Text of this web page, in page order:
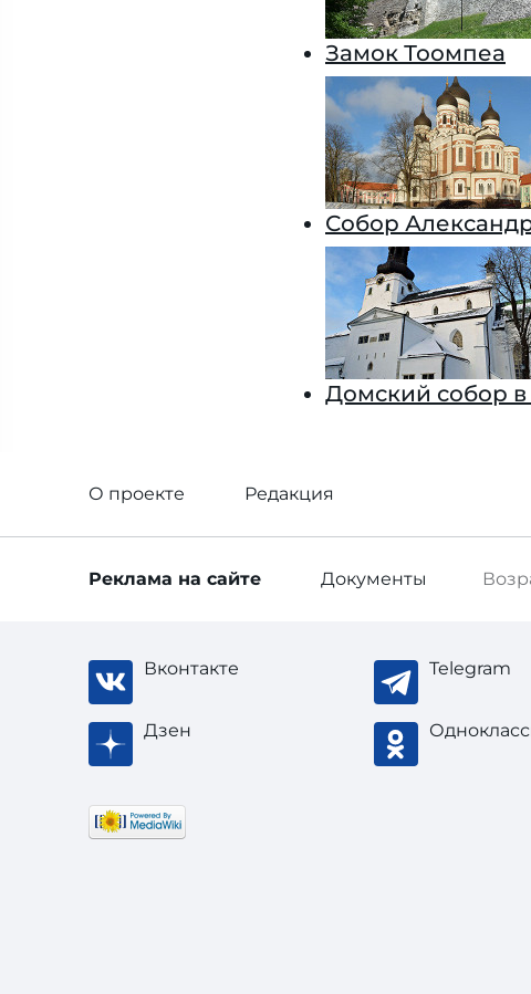
Замок Тоомпеа
Собор
Домский собор в
О проекте Редакция
Реклама на сайте Документы
Вконтакте Telegram
Дзен